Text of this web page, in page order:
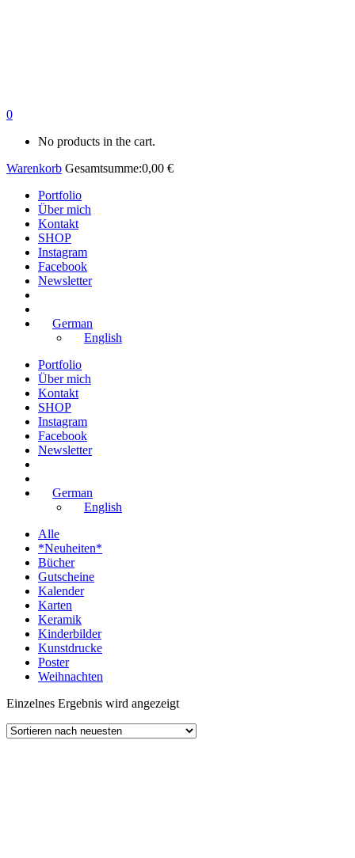
0
No products in the cart.
Warenkorb Gesamtsumme:0,00 €
Portfolio
Über mich
Kontakt
SHOP
Instagram
Facebook
Newsletter
German
English
Portfolio
Über mich
Kontakt
SHOP
Instagram
Facebook
Newsletter
German
English
Alle
*Neuheiten*
Bücher
Gutscheine
Kalender
Karten
Keramik
Kinderbilder
Kunstdrucke
Poster
Weihnachten
Einzelnes Ergebnis wird angezeigt